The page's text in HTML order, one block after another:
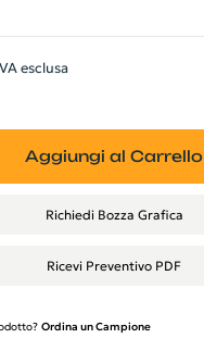
esclusa
Aggiungi al Carrello
Richiedi Bozza Grafica
Ricevi Preventivo PDF
Ordina un Campione